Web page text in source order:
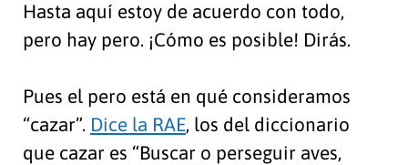
Hasta aquí estoy de acuerdo con todo,
pero hay pero. ¡Cómo es posible! Dirás.
Pues el pero está en qué consideramos
“cazar”. Dice la RAE, los del diccionario
que cazar es “Buscar o perseguir aves,